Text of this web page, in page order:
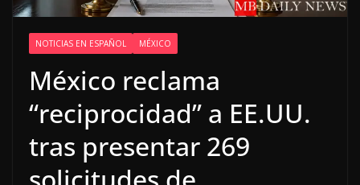
NOTICIAS EN ESPAÑOL MÉXICO
México reclama
“reciprocidad” a EE.UU.
tras presentar 269